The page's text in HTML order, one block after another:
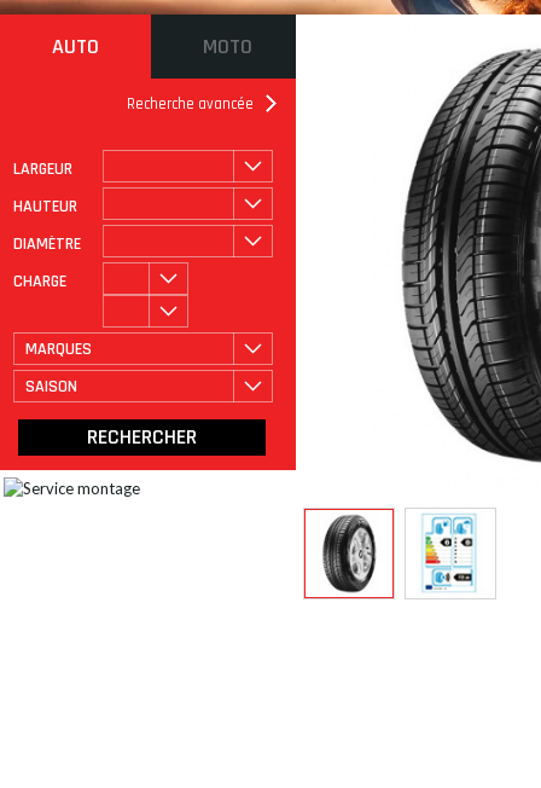
AUTO MOTO
Recherche avancée
LARGEUR
HAUTEUR
DIAMÈTRE
CHARGE
MARQUES
SAISON
ROULAGE À PLAT